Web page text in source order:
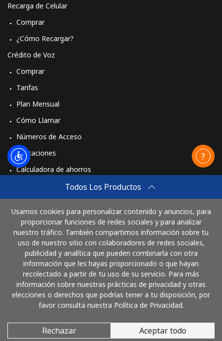
Todos Los Productos
Usamos cookies para personalizar contenido y anuncios, para
proporcionar funciones de redes sociales y para analizar
nuestro tráfico. También compartimos información sobre tu
uso de nuestro sitio con colaboradores de redes sociales,
publicidad y analítica que pueden combinarla con otra
información que les hayas proporcionado o que hayan
recolectado a partir de tu uso de su servicio. Para más
información sobre nuestras prácticas de privacidad y otras
elecciones o derechos que podrías tener a tu disposición, por
favor consulta nuestra Política de Privacidad.
Rechazar Aceptar todo
Recarga de Celular
Comprar
¿Cómo Recargar?
Crédito de Voz
Comprar
Tarifas
Plan Mensual
Cómo Llamar
Números de Acceso
Aplicaciones
Calculadora de ahorros
Comprar
Cómo funciona
Paga con
© 2026 LlamaHonduras